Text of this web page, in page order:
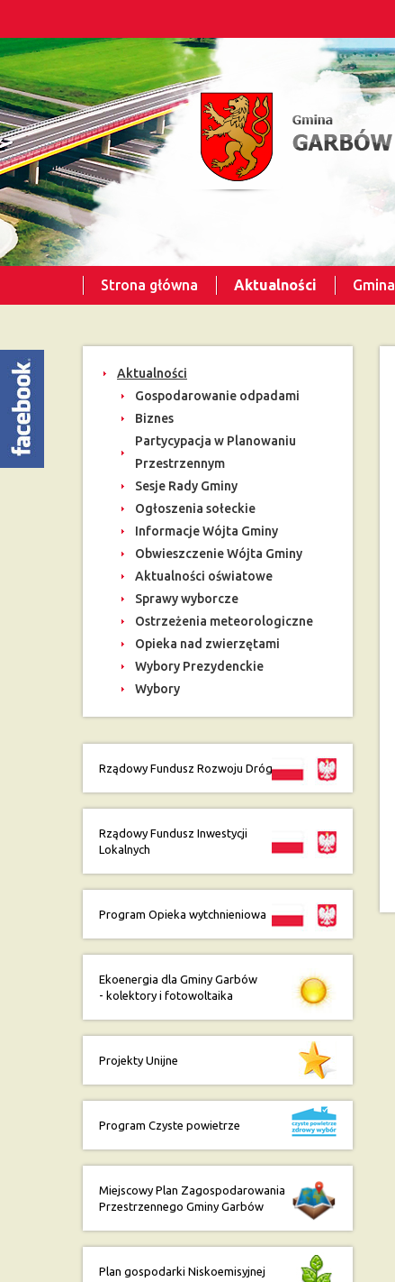
Strona główna Aktualności Gmina
Aktualności
Gospodarowanie odpadami
Biznes
Partycypacja w Planowaniu
Przestrzennym
Sesje Rady Gminy
Ogłoszenia sołeckie
Informacje Wójta Gminy
Obwieszczenie Wójta Gminy
Aktualności oświatowe
Sprawy wyborcze
Ostrzeżenia meteorologiczne
Opieka nad zwierzętami
Wybory Prezydenckie
Wybory
Rządowy Fundusz Rozwoju Dróg
Rządowy Fundusz Inwestycji
Lokalnych
Program Opieka wytchnieniowa
Ekoenergia dla Gminy Garbów
- kolektory i fotowoltaika
Projekty Unijne
Program Czyste powietrze
Miejscowy Plan Zagospodarowania
Przestrzennego Gminy Garbów
Plan gospodarki Niskoemisyjnej